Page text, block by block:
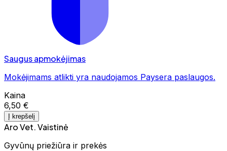
Saugus apmokėjimas
Mokėjimams atlikti yra naudojamos Paysera paslaugos.
Kaina
6,50 €
Į krepšelį
Aro Vet. Vaistinė
Gyvūnų priežiūra ir prekės